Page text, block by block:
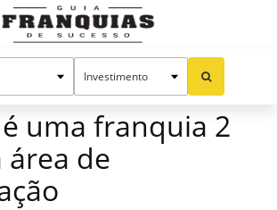
Publieditorial
uma franquia 2
área de